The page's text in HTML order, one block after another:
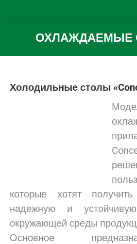
ОХЛАЖДАЕМЫЕ
Вы
Холодильные столы
которые хотят получить
надежную и
окружающей среды
Основное